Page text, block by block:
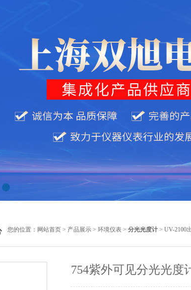
您的位置： 网站首页 > 产品展示 > 环境仪表 > 分光光度计 > UV-2100
754紫外可见分光光度